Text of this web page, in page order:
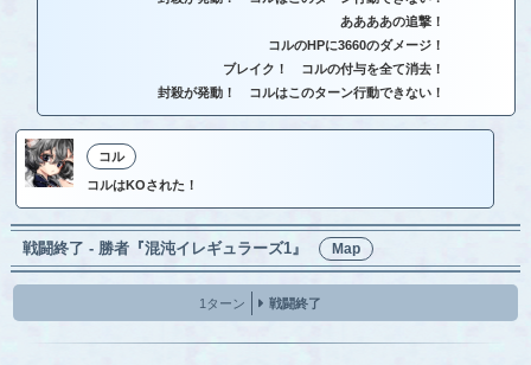
ああああの追撃！
コルのHPに3660のダメージ！
ブレイク！ コルの付与を全て消去！
封殺が発動！ コルはこのターン行動できない！
コル
コルはKOされた！
戦闘終了 - 勝者『混沌イレギュラーズ1』 Map
1ターン 戦闘終了